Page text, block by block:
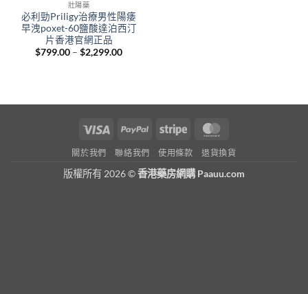
壯陽藥
必利勁Priligy治療男性陽痿
早洩poxet-60鹽酸達泊西汀
片香港官網正品
$799.00 – $2,299.00Price
Visa PayPal Stripe
關於我們 聯絡我們 使用條款 退貨換貨
版權所有 2026 ©香港藥房網購 Paauu.com